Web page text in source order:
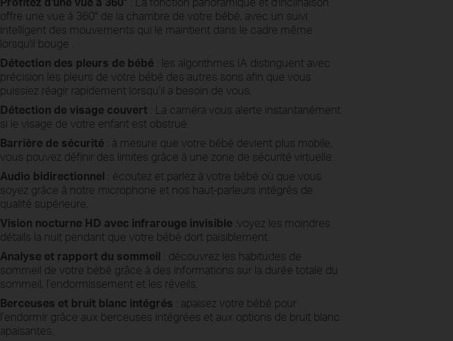
offre une vue à 360° de la chambre de votre bébé, avec un suivi
intelligent des mouvements qui le maintient dans le cadre même
lorsqu'il bouge
Détection des pleurs de bébé : les algorithmes IA distinguent avec
précision les pleurs de votre bébé des autres sons afin que vous
puissiez réagir rapidement lorsqu’il a besoin de vous.
Détection de visage couvert : La caméra vous alerte instantanément
si le visage de votre enfant est obstrué.
Barrière de sécurité : à mesure que votre bébé devient plus mobile,
vous pouvez définir des limites grâce à une zone de sécurité virtuelle.
Audio bidirectionnel : écoutez et parlez à votre bébé où que vous
soyez grâce à notre microphone et nos haut-parleurs intégrés de
qualité supérieure.
Vision nocturne HD avec infrarouge invisible :voyez les moindres
détails la nuit pendant que votre bébé dort paisiblement.
Analyse et rapport du sommeil : découvrez les habitudes de
sommeil de votre bébé grâce à des informations sur la durée totale du
sommeil, l’endormissement et les réveils.
Berceuses et bruit blanc intégrés : apaisez votre bébé pour
l’endormir grâce aux berceuses intégrées et aux options de bruit blanc
apaisantes.